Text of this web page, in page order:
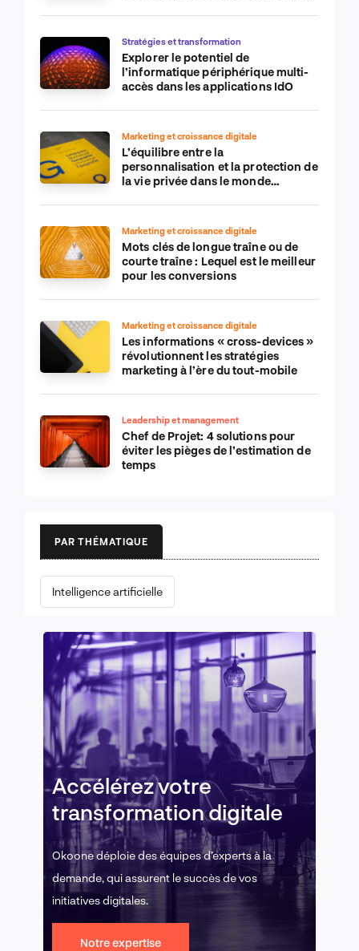
Stratégies et transformation
Explorer le potentiel de
l’informatique périphérique multi-
accès dans les applications IdO
Marketing et croissance digitale
L’équilibre entre la
personnalisation et la protection de
la vie privée dans le monde
Marketing et croissance digitale
Mots clés de longue traîne ou de
courte traîne : Lequel est le meilleur
pour les conversions
Marketing et croissance digitale
Les informations « cross-devices »
révolutionnent les stratégies
marketing à l’ère du tout-mobile
Leadership et management
Chef de Projet: 4 solutions pour
éviter les pièges de l’estimation de
temps
PAR THÉMATIQUE
Intelligence artificielle
Accélérez votre
transformation digitale
Okoone déploie des équipes d’experts à la
demande, qui assurent le succès de vos
initiatives digitales.
Notre expertise